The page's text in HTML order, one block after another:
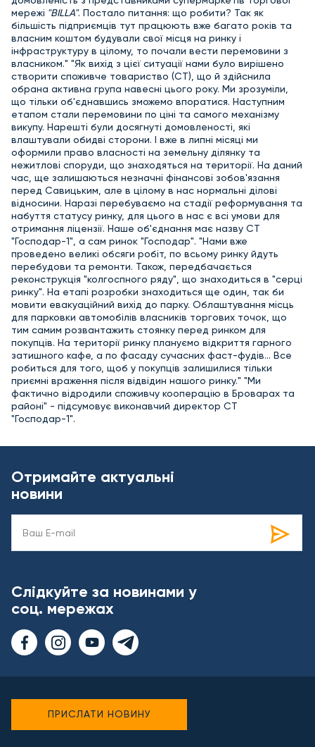
мережі "BILLA". Постало питання: що робити? Так як
більшість підприємців тут працюють вже багато років та
власним коштом будували свої місця на ринку і
інфраструктуру в цілому, то почали вести перемовини з
власником." "Як вихід з цієї ситуації нами було вирішено
створити споживче товариство (СТ), що й здійснила
обрана активна група навесні цього року. Ми зрозуміли,
що тільки об'єднавшись зможемо впоратися. Наступним
етапом стали перемовини по ціні та самого механізму
викупу. Нарешті були досягнуті домовленості, які
влаштували обидві сторони. І вже в липні місяці ми
оформили право власності на земельну ділянку та
нежитлові споруди, що знаходяться на території. На даний
час, ще залишаються незначні фінансові зобов'язання
перед Савицьким, але в цілому в нас нормальні ділові
відносини. Наразі перебуваємо на стадії реформування та
набуття статусу ринку, для цього в нас є всі умови для
отримання ліцензії. Наше об'єднання має назву СТ
"Господар-1", а сам ринок "Господар". "Нами вже
проведено великі обсяги робіт, по всьому ринку йдуть
перебудови та ремонти. Також, передбачається
реконструкція "колгоспного ряду", що знаходиться в "серці
ринку". На етапі розробки знаходиться ще один, так би
мовити евакуаційний вихід до парку. Облаштування місць
для парковки автомобілів власників торгових точок, що
тим самим розвантажить стоянку перед ринком для
покупців. На території ринку плануємо відкриття гарного
затишного кафе, а по фасаду сучасних фаст-фудів... Все
робиться для того, щоб у покупців залишилися тільки
приємні враження після відвідин нашого ринку." "Ми
фактично відродили споживчу кооперацію в Броварах та
районі" - підсумовує виконавчий директор СТ
"Господар-1".
Отримайте актуальні
новини
Слідкуйте за новинами у
соц. мережах
ПРИСЛАТИ НОВИНУ